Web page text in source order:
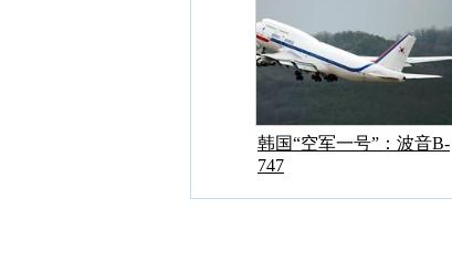
韩国“空军一号”：波音B-
747